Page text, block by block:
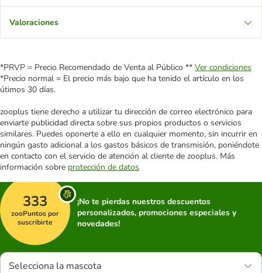
Valoraciones
*PRVP = Precio Recomendado de Venta al Público ** Ver condiciones
*Precio normal = El precio más bajo que ha tenido el artículo en los
útimos 30 días.
zooplus tiene derecho a utilizar tu dirección de correo electrónico para
enviarte publicidad directa sobre sus propios productos o servicios
similares. Puedes oponerte a ello en cualquier momento, sin incurrir en
ningún gasto adicional a los gastos básicos de transmisión, poniéndote
en contacto con el servicio de atención al cliente de zooplus. Más
información sobre protección de datos
333
zooPuntos por
suscribirte
¡No te pierdas nuestros descuentos
personalizados, promociones especiales y
novedades!
Selecciona la mascota